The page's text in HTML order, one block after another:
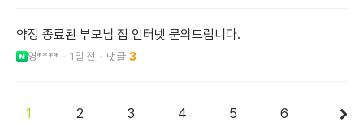
약정 종료된 부모님 집 인터넷 문의드립니다.
영**** 1일 전 3
1 2 3 4 5 6